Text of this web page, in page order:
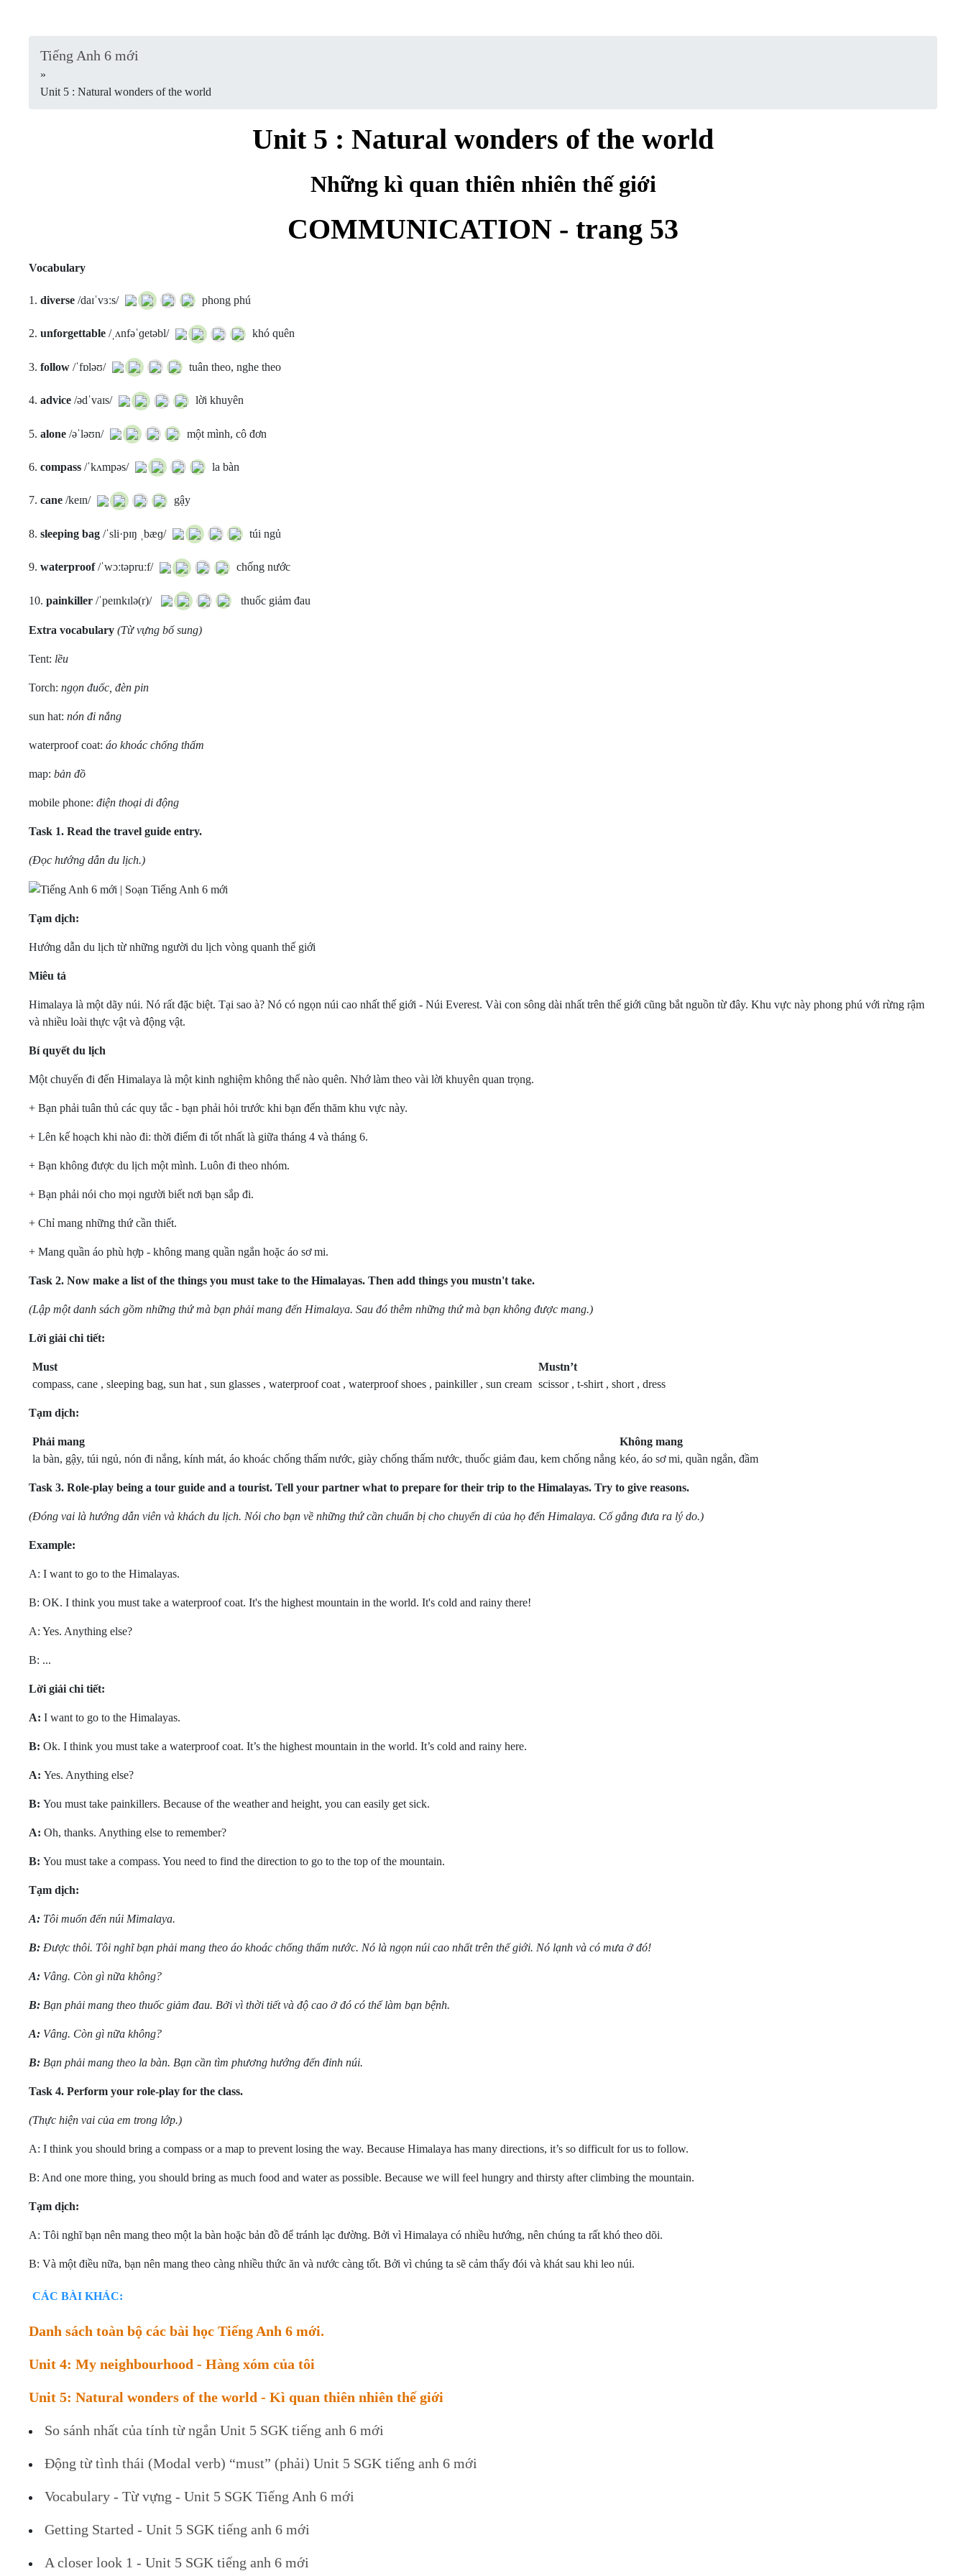
Tiếng Anh 6 mới
»
Unit 5 : Natural wonders of the world
Unit 5 : Natural wonders of the world
Những kì quan thiên nhiên thế giới
COMMUNICATION - trang 53
Vocabulary
1.diverse /daɪˈvɜːs/ phong phú
2.unforgettable /ˌʌnfəˈɡetəbl/ khó quên
3.follow /ˈfɒləʊ/ tuân theo, nghe theo
4.advice /ədˈvaɪs/ lời khuyên
5.alone /əˈləʊn/ một mình, cô đơn
6.compass /ˈkʌmpəs/ la bàn
7.cane /keɪn/ gậy
8.sleeping bag /ˈsli·pɪŋ ˌbæɡ/ túi ngủ
9.waterproof/ˈwɔːtəpruːf/ chống nước
10.painkiller /ˈpeɪnkɪlə(r)/ thuốc giảm đau
Extra vocabulary (Từ vựng bổ sung)
Tent: lều
Torch:ngọn đuốc, đèn pin
sun hat:nón đi nắng
waterproof coat:áo khoác chống thấm
map:bản đồ
mobile phone:điện thoại di động
Task 1. Read the travel guide entry.
(Đọc hướng dẫn du lịch.)
Tạm dịch:
Hướng dẫn du lịch từ những người du lịch vòng quanh thế giới
Miêu tả
Himalaya là một dãy núi. Nó rất đặc biệt. Tại sao à? Nó có ngọn núi cao nhất thế giới - Núi Everest. Vài con sông dài nhất trên thế giới cũng bắt nguồn từ đây. Khu vực này phong phú với rừng rậm
và nhiều loài thực vật và động vật.
Bí quyết du lịch
Một chuyến đi đến Himalaya là một kinh nghiệm không thể nào quên. Nhớ làm theo vài lời khuyên quan trọng.
+ Bạn phải tuân thủ các quy tắc - bạn phải hỏi trước khi bạn đến thăm khu vực này.
+ Lên kế hoạch khi nào đi: thời điểm đi tốt nhất là giữa tháng 4 và tháng 6.
+ Bạn không được du lịch một mình. Luôn đi theo nhóm.
+ Bạn phải nói cho mọi người biết nơi bạn sắp đi.
+ Chỉ mang những thứ cần thiết.
+ Mang quần áo phù hợp - không mang quần ngắn hoặc áo sơ mi.
Task 2.Now make a list of the things you must take to the Himalayas. Then add things you mustn't take.
(Lập một danh sách gồm những thứ mà bạn phảỉ mang đến Himalaya. Sau đó thêm những thứ mà bạn không được mang.)
Lời giải chi tiết:
Must
Mustn’t
compass, cane , sleeping bag, sun hat , sun glasses , waterproof coat , waterproof shoes , painkiller , sun cream scissor , t-shirt , short , dress
Tạm dịch:
Phải mang
Không mang
la bàn, gậy, túi ngủ, nón đi nắng, kính mát, áo khoác chống thấm nước, giày chống thấm nước, thuốc giảm đau, kem chống nắng kéo, áo sơ mi, quần ngắn, đầm
Task 3.Role-play being a tour guide and a tourist. Tell your partner what to prepare for their trip to the Himalayas. Try to give reasons.
(Đóng vai là hướng dẫn viên và khách du lịch. Nói cho bạn về những thứ cần chuẩn bị cho chuyến di của họ đến Himalaya. Cố gắng đưa ra lý do.)
Example:
A: I want to go to the Himalayas.
B: OK. I think you must take a waterproof coat. It's the highest mountain in the world. It's cold and rainy there!
A: Yes. Anything else?
B: ...
Lời giải chi tiết:
A: I want to go to the Himalayas.
B: Ok. I think you must take a waterproof coat. It’s the highest mountain in the world. It’s cold and rainy here.
A: Yes. Anything else?
B: You must take painkillers. Because of the weather and height, you can easily get sick.
A: Oh, thanks. Anything else to remember?
B: You must take a compass. You need to find the direction to go to the top of the mountain.
Tạm dịch:
A: Tôi muốn đến núi Mimalaya.
B: Được thôi. Tôi nghĩ bạn phải mang theo áo khoác chống thấm nước. Nó là ngọn núi cao nhất trên thế giới. Nó lạnh và có mưa ở đó!
A: Vâng. Còn gì nữa không?
B: Bạn phải mang theo thuốc giảm đau. Bởi vì thời tiết và độ cao ở đó có thể làm bạn bệnh.
A: Vâng. Còn gì nữa không?
B: Bạn phải mang theo la bàn. Bạn cần tìm phương hướng đến đỉnh núi.
Task 4.Perform your role-play for the class.
(Thực hiện vai của em trong lớp.)
A: I think you should bring a compass or a map to prevent losing the way. Because Himalaya has many directions, it’s so difficult for us to follow.
B: And one more thing, you should bring as much food and water as possible. Because we will feel hungry and thirsty after climbing the mountain.
Tạm dịch:
A: Tôi nghĩ bạn nên mang theo một la bàn hoặc bản đồ để tránh lạc đường. Bởi vì Himalaya có nhiều hướng, nên chúng ta rất khó theo dõi.
B: Và một điều nữa, bạn nên mang theo càng nhiều thức ăn và nước càng tốt. Bởi vì chúng ta sẽ cảm thấy đói và khát sau khi leo núi.
CÁC BÀI KHÁC:
Danh sách toàn bộ các bài học Tiếng Anh 6 mới.
Unit 4: My neighbourhood - Hàng xóm của tôi
Unit 5: Natural wonders of the world - Kì quan thiên nhiên thế giới
So sánh nhất của tính từ ngắn Unit 5 SGK tiếng anh 6 mới
Động từ tình thái (Modal verb) “must” (phải) Unit 5 SGK tiếng anh 6 mới
Vocabulary - Từ vựng - Unit 5 SGK Tiếng Anh 6 mới
Getting Started - Unit 5 SGK tiếng anh 6 mới
A closer look 1 - Unit 5 SGK tiếng anh 6 mới